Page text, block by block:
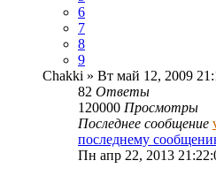
6
7
8
9
Chakki » Вт май 12, 2009
82 Ответы
120000 Просмотры
Последнее сообщение
последнему
Пн апр 22, 2013